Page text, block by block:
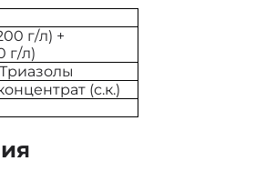
г/л) +
г/л)
(с.к.)